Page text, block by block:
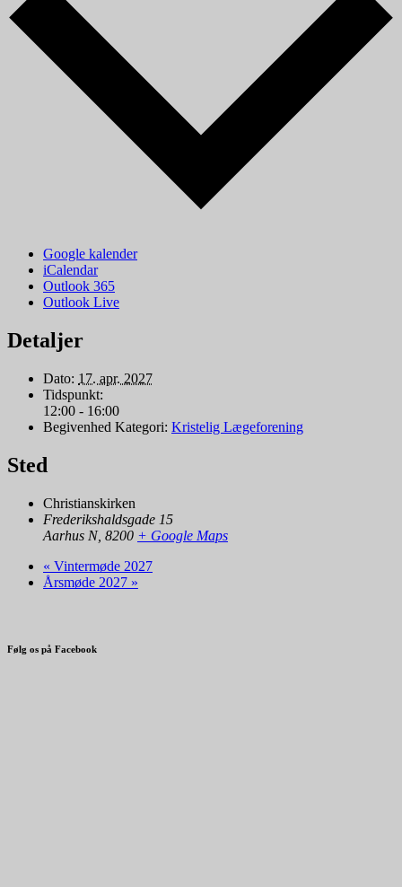
Google kalender
iCalendar
Outlook 365
Outlook Live
Detaljer
Dato: 17. apr. 2027
Tidspunkt:
12:00 - 16:00
Begivenhed Kategori: Kristelig Lægeforening
Sted
Christianskirken
Frederikshaldsgade 15
Aarhus N, 8200 + Google Maps
« Vintermøde 2027
Årsmøde 2027 »
Følg os på Facebook